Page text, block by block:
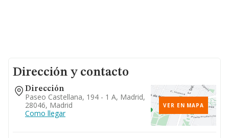
Dirección y contacto
Dirección
Paseo Castellana, 194 - 1 A, Madrid,
28046, Madrid
Como llegar
VER EN MAPA